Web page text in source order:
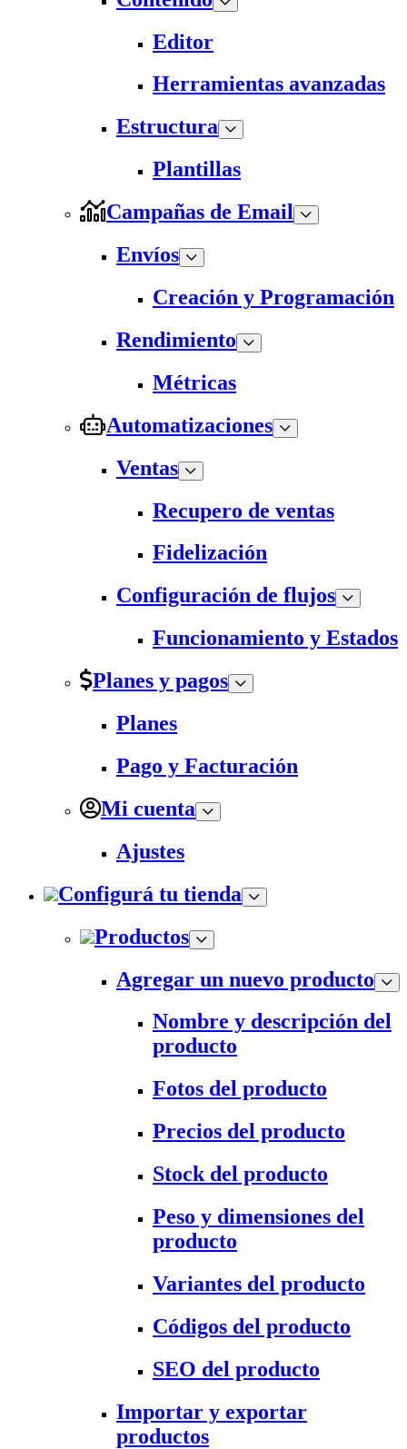
Editor
Herramientas avanzadas
Estructura
Plantillas
Campañas de Email
Envíos
Creación y Programación
Rendimiento
Métricas
Automatizaciones
Ventas
Recupero de ventas
Fidelización
Configuración de flujos
Funcionamiento y Estados
Planes y pagos
Planes
Pago y Facturación
Mi cuenta
Ajustes
Configurá tu tienda
Productos
Agregar un nuevo producto
Nombre y descripción del
producto
Fotos del producto
Precios del producto
Stock del producto
Peso y dimensiones del
producto
Variantes del producto
Códigos del producto
SEO del producto
Importar y exportar
productos